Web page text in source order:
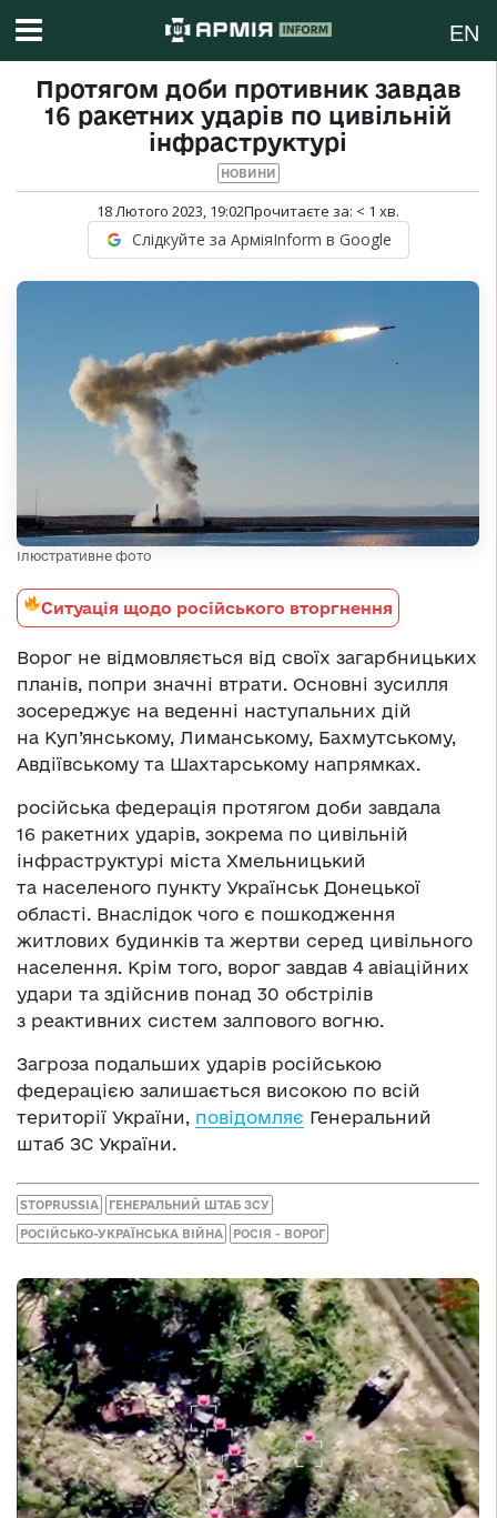
EN
Протягом доби противник завдав
16 ракетних ударів по цивільній
інфраструктурі
НОВИНИ
18 Лютого 2023, 19:02Прочитаєте за: < 1 хв.
Слідкуйте за АрміяInform в Google
Ілюстративне фото
Ситуація щодо російського вторгнення
Ворог не відмовляється від своїх загарбницьких
планів, попри значні втрати. Основні зусилля
зосереджує на веденні наступальних дій
на Куп’янському, Лиманському, Бахмутському,
Авдіївському та Шахтарському напрямках.
російська федерація протягом доби завдала
16 ракетних ударів, зокрема по цивільній
інфраструктурі міста Хмельницький
та населеного пункту Українськ Донецької
області. Внаслідок чого є пошкодження
житлових будинків та жертви серед цивільного
населення. Крім того, ворог завдав 4 авіаційних
удари та здійснив понад 30 обстрілів
з реактивних систем залпового вогню.
Загроза подальших ударів російською
федерацією залишається високою по всій
території України, повідомляє Генеральний
штаб ЗС України.
STOPRUSSIA ГЕНЕРАЛЬНИЙ ШТАБ ЗСУ
РОСІЙСЬКО-УКРАЇНСЬКА ВІЙНА РОСІЯ - ВОРОГ